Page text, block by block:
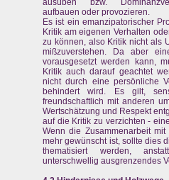
ausüben bzw.
aufbauen oder provozieren.
Es ist ein emanzipatorischer
Kritik am eigenen Verhalten
zu können, also Kritik nicht als
mißzuverstehen. Da aber
vorausgesetzt werden kann,
Kritik auch darauf geachtet
nicht durch eine persönliche
behindert wird. Es gilt,
freundschaftlich mit anderen
Wertschätzung und Respekt
auf die Kritik zu verzichten -
Wenn die Zusammenarbeit
mehr gewünscht ist, sollte dies
thematisiert werden,
unterschwellig ausgrenzendes